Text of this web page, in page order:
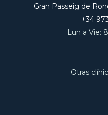
Gran Passeig de
+34
Lun a Vie:
Otras